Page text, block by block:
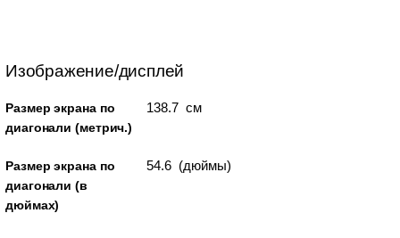
Изображение/дисплей
Размер экрана по
диагонали (метрич.)
138.7 см
Размер экрана по
диагонали (в
дюймах)
54.6 (дюймы)